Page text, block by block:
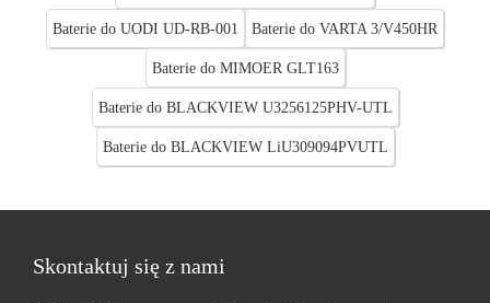
Baterie do UODI UD-RB-001 Baterie do VARTA 3/V450HR
Baterie do MIMOER GLT163
Baterie do BLACKVIEW U3256125PHV-UTL
Baterie do BLACKVIEW LiU309094PVUTL
Skontaktuj się z nami